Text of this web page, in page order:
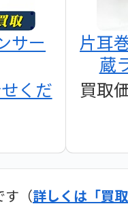
サー
くだ
片耳
蔵
買取
す（詳しくは「買